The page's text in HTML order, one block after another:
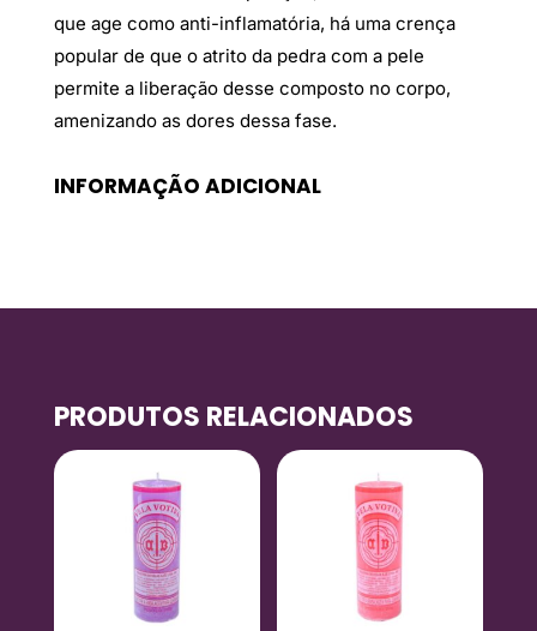
que age como anti-inflamatória, há uma crença
popular de que o atrito da pedra com a pele
permite a liberação desse composto no corpo,
amenizando as dores dessa fase.
INFORMAÇÃO ADICIONAL
PRODUTOS RELACIONADOS